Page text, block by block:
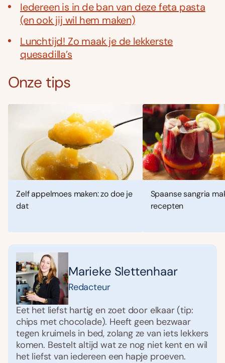
Iedereen is in de ban van deze feta pasta
(en ook jij wil hem maken)
Lunchtijd! Zo maak je de lekkerste
quesadilla’s
Onze tips
Zelf appelmoes maken: zo doe je
dat
Spaanse sangria
recepten
Marieke Slettenhaar
Redacteur
Eet het liefst hartig en zoet door elkaar (tip:
chips met chocolade). Heeft geen bezwaar
tegen kruimels in bed, zolang ze van iets lekkers
komen. Bestelt altijd wat ze nog niet kent en wil
het liefst van iedereen een hapje proeven.